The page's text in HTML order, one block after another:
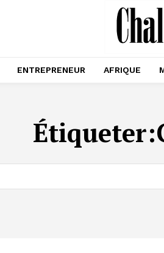
ENTREPRENEUR AFRIQUE
Étiqueter: